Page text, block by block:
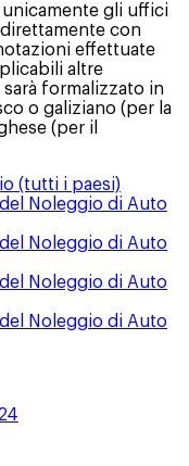
unicamente gli uffici
con
effettuate
altre
formalizzato in
o galiziano (per la
(per il
(tutti i paesi)
Noleggio di Auto
Noleggio di Auto
Noleggio di Auto
Noleggio di Auto